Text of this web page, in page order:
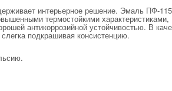
интерьерное решение. Эмаль ПФ-
термостойкими
антикоррозийной устойчивостью. В
подкрашивая консистенцию.